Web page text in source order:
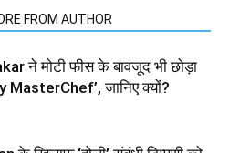
FROM AUTHOR
ने मोटी फीस के बावजूद भी छोड़ा
MasterChef’, जानिए क्यों?